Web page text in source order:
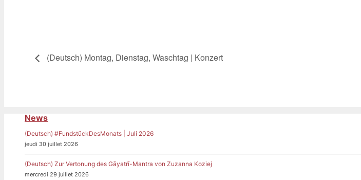
(Deutsch) Montag, Dienstag, Waschtag | Konzert
News
(Deutsch) #FundstückDesMonats | Juli 2026
jeudi 30 juillet 2026
(Deutsch) Zur Vertonung des Gāyatrī-Mantra von Zuzanna Koziej
mercredi 29 juillet 2026